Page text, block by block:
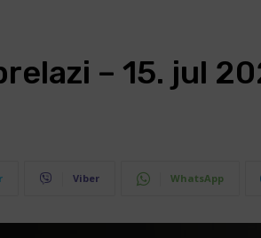
– 15. jul
Viber WhatsApp